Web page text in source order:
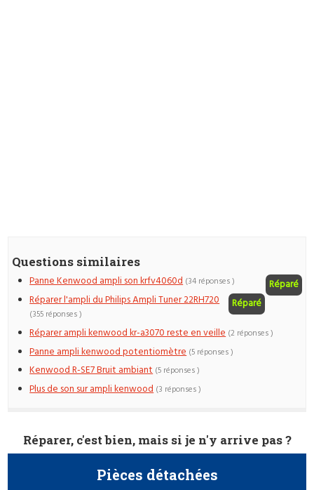
Questions similaires
Panne Kenwood ampli son krfv4060d Réparé
(34 réponses )
Réparer l'ampli du Philips Ampli Tuner 22RH720 Réparé
(355 réponses )
Réparer ampli kenwood kr-a3070 reste en veille (2 réponses )
Panne ampli kenwood potentiomètre (5 réponses )
Kenwood R-SE7 Bruit ambiant (5 réponses )
Plus de son sur ampli kenwood (3 réponses )
Réparer, c'est bien, mais si je n'y arrive pas ?
Pièces détachées